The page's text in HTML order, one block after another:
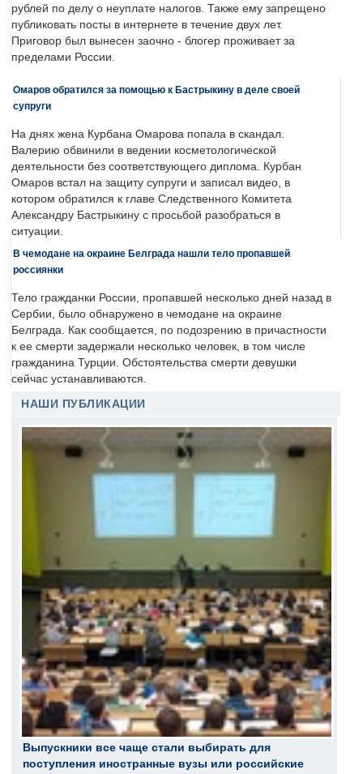
рублей по делу о неуплате налогов. Также ему запрещено
публиковать посты в интернете в течение двух лет.
Приговор был вынесен заочно - блогер проживает за
пределами России.
Омаров обратился за помощью к Бастрыкину в деле своей
супруги
На днях жена Курбана Омарова попала в скандал.
Валерию обвинили в ведении косметологической
деятельности без соответствующего диплома. Курбан
Омаров встал на защиту супруги и записал видео, в
котором обратился к главе Следственного Комитета
Александру Бастрыкину с просьбой разобраться в
ситуации.
В чемодане на окраине Белграда нашли тело пропавшей
россиянки
Тело гражданки России, пропавшей несколько дней назад в
Сербии, было обнаружено в чемодане на окраине
Белграда. Как сообщается, по подозрению в причастности
к ее смерти задержали несколько человек, в том числе
гражданина Турции. Обстоятельства смерти девушки
сейчас устанавливаются.
НАШИ ПУБЛИКАЦИИ
Выпускники все чаще стали выбирать для
поступления иностранные вузы или российские